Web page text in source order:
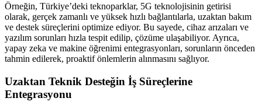
Örneğin, Türkiye’deki teknoparklar, 5G teknolojisinin getirisi
olarak, gerçek zamanlı ve yüksek hızlı bağlantılarla, uzaktan bakım
ve destek süreçlerini optimize ediyor. Bu sayede, cihaz arızaları ve
yazılım sorunları hızla tespit edilip, çözüme ulaşabiliyor. Ayrıca,
yapay zeka ve makine öğrenimi entegrasyonları, sorunların önceden
tahmin edilerek, proaktif önlemlerin alınmasını sağlıyor.
Uzaktan Teknik Desteğin İş Süreçlerine
Entegrasyonu